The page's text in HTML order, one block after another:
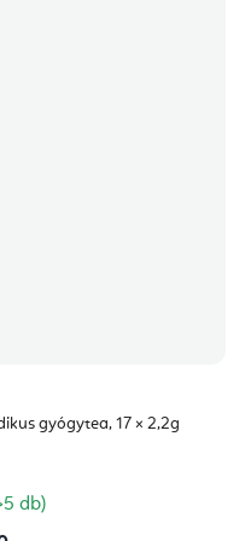
gyógytea, 17 × 2,2g
db)